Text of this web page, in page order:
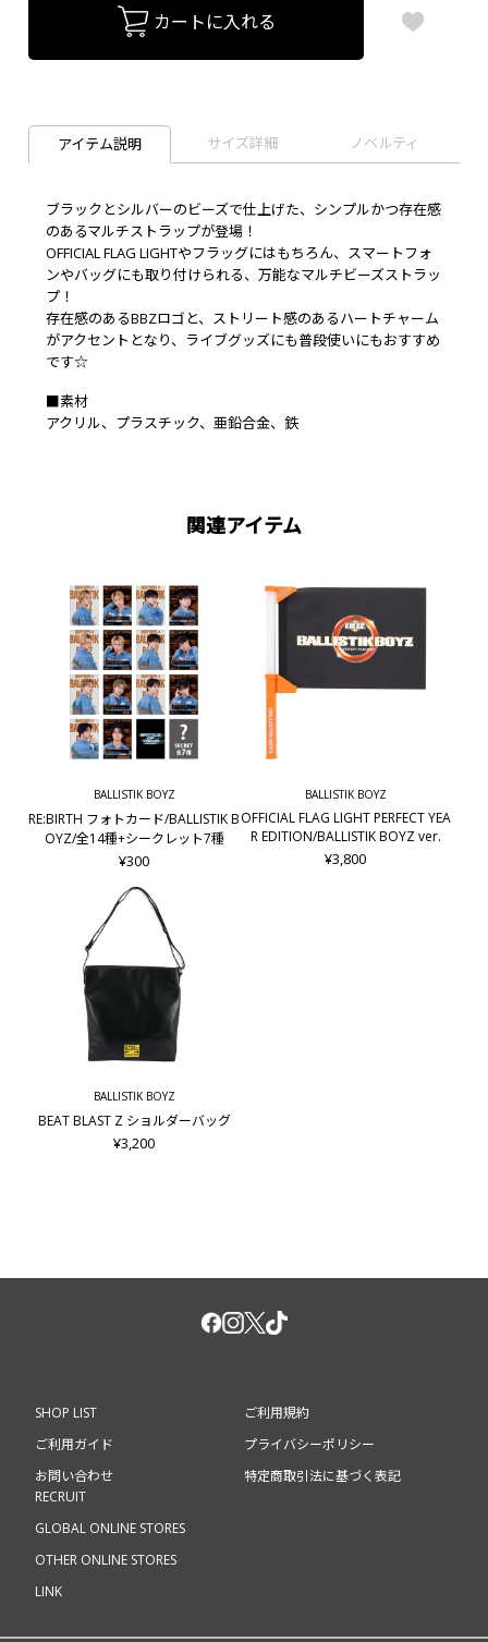
カートに入れる
アイテム説明 サイズ詳細 ノベルティ
ブラックとシルバーのビーズで仕上げた、シンプルかつ存在感
のあるマルチストラップが登場！
OFFICIAL FLAG LIGHTやフラッグにはもちろん、スマートフォ
ンやバッグにも取り付けられる、万能なマルチビーズストラッ
プ！
存在感のあるBBZロゴと、ストリート感のあるハートチャーム
がアクセントとなり、ライブグッズにも普段使いにもおすすめ
です☆
■素材
アクリル、プラスチック、亜鉛合金、鉄
関連アイテム
BALLISTIK BOYZ
RE:BIRTH フォトカード/BALLISTIK B
OYZ/全14種+シークレット7種
¥300
BALLISTIK BOYZ
OFFICIAL FLAG LIGHT PERFECT YEA
R EDITION/BALLISTIK BOYZ ver.
¥3,800
BALLISTIK BOYZ
BEAT BLAST Z ショルダーバッグ
¥3,200
SHOP LIST
ご利用ガイド
お問い合わせ
ご利用規約
プライバシーポリシー
特定商取引法に基づく表記
RECRUIT
GLOBAL ONLINE STORES
OTHER ONLINE STORES
LINK